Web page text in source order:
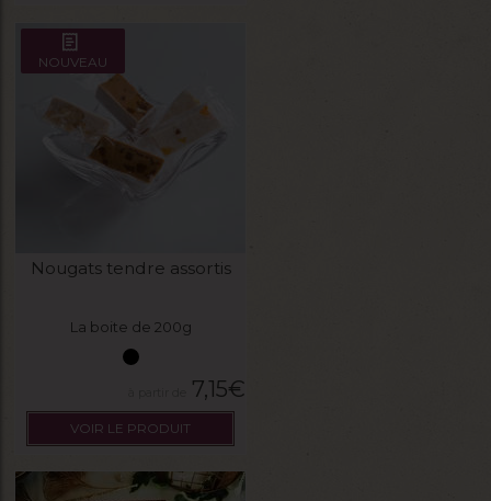
NOUVEAU
Nougats tendre assortis
La boite de 200g
7,15€
VOIR LE PRODUIT